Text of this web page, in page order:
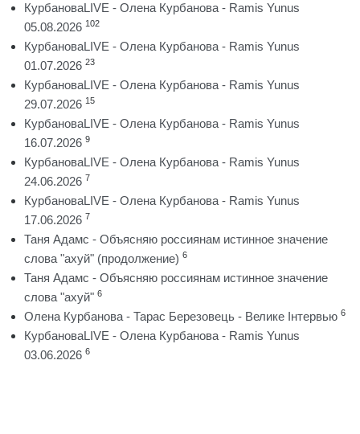
КурбановаLIVE - Олена Курбанова - Ramis Yunus
05.08.2026 102
КурбановаLIVE - Олена Курбанова - Ramis Yunus
01.07.2026 23
КурбановаLIVE - Олена Курбанова - Ramis Yunus
29.07.2026 15
КурбановаLIVE - Олена Курбанова - Ramis Yunus
16.07.2026 9
КурбановаLIVE - Олена Курбанова - Ramis Yunus
24.06.2026 7
КурбановаLIVE - Олена Курбанова - Ramis Yunus
17.06.2026 7
Таня Адамс - Объясняю россиянам истинное значение
слова "ахуй" (продолжение) 6
Таня Адамс - Объясняю россиянам истинное значение
слова "ахуй" 6
Олена Курбанова - Тарас Березовець - Велике Інтервью 6
КурбановаLIVE - Олена Курбанова - Ramis Yunus
03.06.2026 6